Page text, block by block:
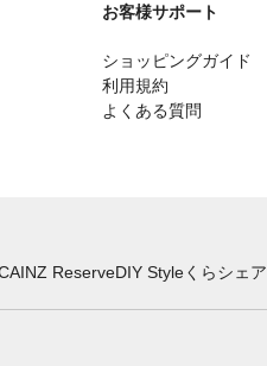
お客様サポート
ショッピングガイド
利用規約
よくある質問
ReserveDIY Styleくらシェア